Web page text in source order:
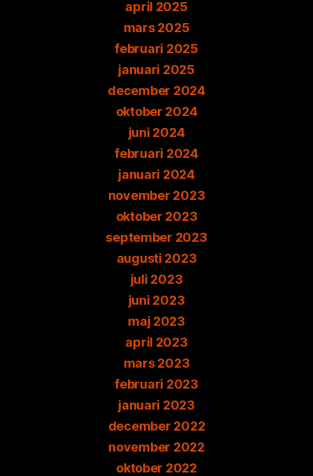
april 2025
mars 2025
februari 2025
januari 2025
december 2024
oktober 2024
juni 2024
februari 2024
januari 2024
november 2023
oktober 2023
september 2023
augusti 2023
juli 2023
juni 2023
maj 2023
april 2023
mars 2023
februari 2023
januari 2023
december 2022
november 2022
oktober 2022